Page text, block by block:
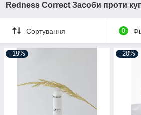
Redness Correct Засоби проти
Сортування 0
–19% –20%